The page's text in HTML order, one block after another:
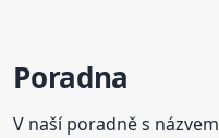
Poradna
V naší poradně s názvem